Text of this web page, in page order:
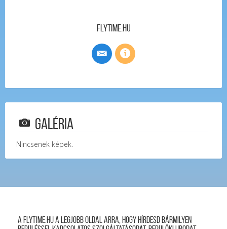
FlyTime.hu
Galéria
Nincsenek képek.
A FLYTIME.HU a legjobb oldal arra, hogy hírdesd bármilyen